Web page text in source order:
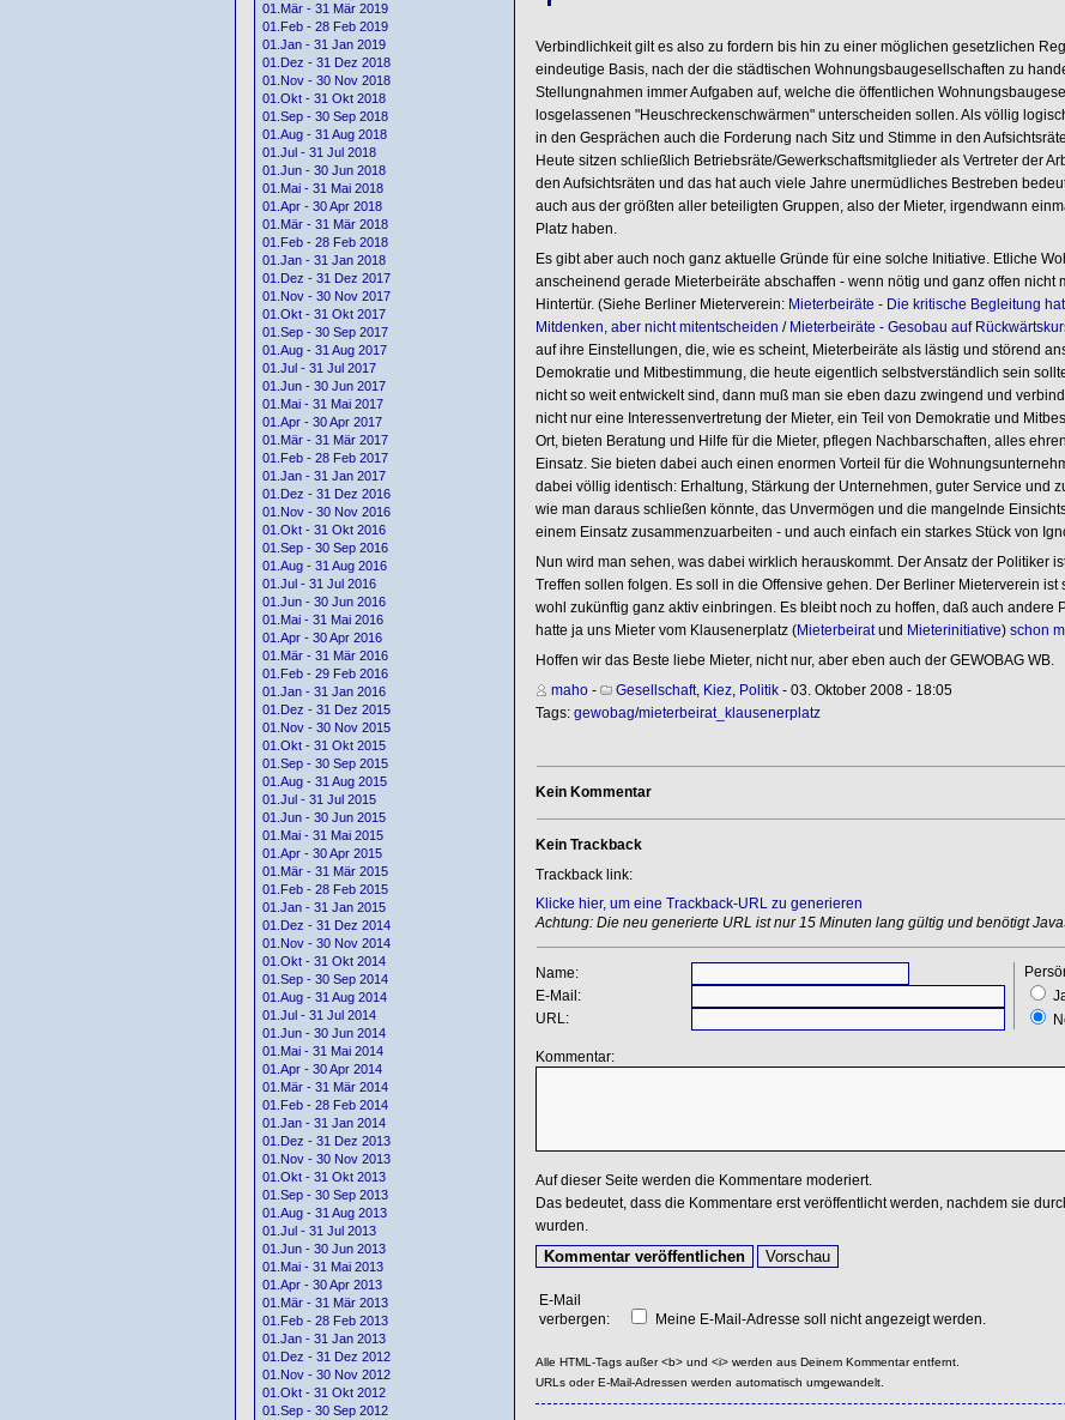
01.Mär - 31 Mär 2019
01.Feb - 28 Feb 2019
01.Jan - 31 Jan 2019
01.Dez - 31 Dez 2018
01.Nov - 30 Nov 2018
01.Okt - 31 Okt 2018
01.Sep - 30 Sep 2018
01.Aug - 31 Aug 2018
01.Jul - 31 Jul 2018
01.Jun - 30 Jun 2018
01.Mai - 31 Mai 2018
01.Apr - 30 Apr 2018
01.Mär - 31 Mär 2018
01.Feb - 28 Feb 2018
01.Jan - 31 Jan 2018
01.Dez - 31 Dez 2017
01.Nov - 30 Nov 2017
01.Okt - 31 Okt 2017
01.Sep - 30 Sep 2017
01.Aug - 31 Aug 2017
01.Jul - 31 Jul 2017
01.Jun - 30 Jun 2017
01.Mai - 31 Mai 2017
01.Apr - 30 Apr 2017
01.Mär - 31 Mär 2017
01.Feb - 28 Feb 2017
01.Jan - 31 Jan 2017
01.Dez - 31 Dez 2016
01.Nov - 30 Nov 2016
01.Okt - 31 Okt 2016
01.Sep - 30 Sep 2016
01.Aug - 31 Aug 2016
01.Jul - 31 Jul 2016
01.Jun - 30 Jun 2016
01.Mai - 31 Mai 2016
01.Apr - 30 Apr 2016
01.Mär - 31 Mär 2016
01.Feb - 29 Feb 2016
01.Jan - 31 Jan 2016
01.Dez - 31 Dez 2015
01.Nov - 30 Nov 2015
01.Okt - 31 Okt 2015
01.Sep - 30 Sep 2015
01.Aug - 31 Aug 2015
01.Jul - 31 Jul 2015
01.Jun - 30 Jun 2015
01.Mai - 31 Mai 2015
01.Apr - 30 Apr 2015
01.Mär - 31 Mär 2015
01.Feb - 28 Feb 2015
01.Jan - 31 Jan 2015
01.Dez - 31 Dez 2014
01.Nov - 30 Nov 2014
01.Okt - 31 Okt 2014
01.Sep - 30 Sep 2014
01.Aug - 31 Aug 2014
01.Jul - 31 Jul 2014
01.Jun - 30 Jun 2014
01.Mai - 31 Mai 2014
01.Apr - 30 Apr 2014
01.Mär - 31 Mär 2014
01.Feb - 28 Feb 2014
01.Jan - 31 Jan 2014
01.Dez - 31 Dez 2013
01.Nov - 30 Nov 2013
01.Okt - 31 Okt 2013
01.Sep - 30 Sep 2013
01.Aug - 31 Aug 2013
01.Jul - 31 Jul 2013
01.Jun - 30 Jun 2013
01.Mai - 31 Mai 2013
01.Apr - 30 Apr 2013
01.Mär - 31 Mär 2013
01.Feb - 28 Feb 2013
01.Jan - 31 Jan 2013
01.Dez - 31 Dez 2012
01.Nov - 30 Nov 2012
01.Okt - 31 Okt 2012
01.Sep - 30 Sep 2012
Verbindlichkeit gilt es also zu fordern bis hin zu einer möglichen gesetzlichen
eindeutige Basis, nach der die städtischen Wohnungsbaugesellschaften zu
Stellungnahmen immer Aufgaben auf, welche die öffentlichen
losgelassenen "Heuschreckenschwärmen" unterscheiden sollen. Als völlig
in den Gesprächen auch die Forderung nach Sitz und Stimme in den
Heute sitzen schließlich Betriebsräte/Gewerkschaftsmitglieder als Vertreter der
den Aufsichtsräten und das hat auch viele Jahre unermüdliches Bestreben
auch aus der größten aller beteiligten Gruppen, also der Mieter, irgendwann
Platz haben.
Es gibt aber auch noch ganz aktuelle Gründe für eine solche Initiative. Etliche
anscheinend gerade Mieterbeiräte abschaffen - wenn nötig und ganz offen nicht
Hintertür. (Siehe Berliner Mieterverein: Mieterbeiräte - Die kritische Begleitung
Mitdenken, aber nicht mitentscheiden / Mieterbeiräte - Gesobau auf
auf ihre Einstellungen, die, wie es scheint, Mieterbeiräte als lästig und störend
Demokratie und Mitbestimmung, die heute eigentlich selbstverständlich sein
nicht so weit entwickelt sind, dann muß man sie eben dazu zwingend und
nicht nur eine Interessenvertretung der Mieter, ein Teil von Demokratie und
Ort, bieten Beratung und Hilfe für die Mieter, pflegen Nachbarschaften, alles
Einsatz. Sie bieten dabei auch einen enormen Vorteil für die
dabei völlig identisch: Erhaltung, Stärkung der Unternehmen, guter Service und
wie man daraus schließen könnte, das Unvermögen und die mangelnde
einem Einsatz zusammenzuarbeiten - und auch einfach ein starkes Stück von
Nun wird man sehen, was dabei wirklich herauskommt. Der Ansatz der Politiker
Treffen sollen folgen. Es soll in die Offensive gehen. Der Berliner Mieterverein
wohl zukünftig ganz aktiv einbringen. Es bleibt noch zu hoffen, daß auch andere
hatte ja uns Mieter vom Klausenerplatz (Mieterbeiratund Mieterinitiative) schon
Hoffen wir das Beste liebe Mieter, nicht nur, aber eben auch der GEWOBAG WB.
maho- Gesellschaft, Kiez, Politik- 03. Oktober 2008 - 18:05
Tags: gewobag/mieterbeirat_klausenerplatz
Kein Kommentar
Kein Trackback
Trackback link:
Klicke hier, um eine Trackback-URL zu generieren
Achtung: Die neu generierte URL ist nur 15 Minuten lang gültig und benötigt
Name:
E-Mail:
URL:
Kommentar:
Auf dieser Seite werden die Kommentare moderiert.
Das bedeutet, dass die Kommentare erst veröffentlicht werden, nachdem sie
wurden.
E-Mail
verbergen:
Meine E-Mail-Adresse soll nicht angezeigt werden.
Alle HTML-Tags außer <b> und <i> werden aus Deinem Kommentar entfernt.
URLs oder E-Mail-Adressen werden automatisch umgewandelt.